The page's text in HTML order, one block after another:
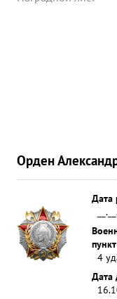
Орден
Дата
пункт
4
Дата